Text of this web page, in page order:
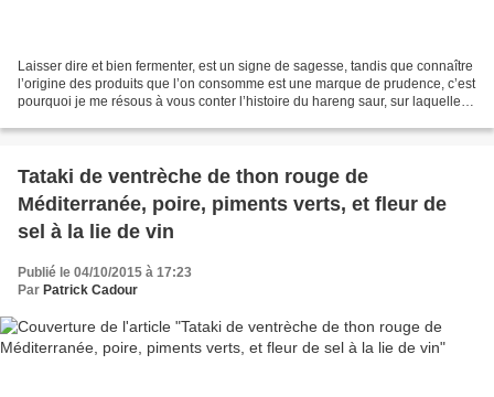
Laisser dire et bien fermenter, est un signe de sagesse, tandis que connaître
l’origine des produits que l’on consomme est une marque de prudence, c’est
pourquoi je me résous à vous conter l’histoire du hareng saur, sur laquelle
Tataki de ventrèche de thon rouge de
Méditerranée, poire, piments verts, et fleur de
sel à la lie de vin
Publié le 04/10/2015 à 17:23
Par Patrick Cadour